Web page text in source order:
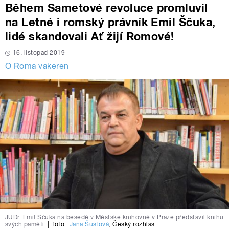
Během Sametové revoluce promluvil
na Letné i romský právník Emil Ščuka,
lidé skandovali Ať žijí Romové!
16. listopad 2019
O Roma vakeren
JUDr. Emil Ščuka na besedě v Městské knihovně v Praze představil knihu
svých pamětí
foto: Jana Šustová ,Český rozhlas